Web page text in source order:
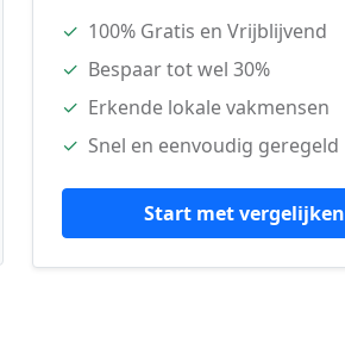
✓ 100% Gratis en Vrijblijvend
✓ Bespaar tot wel 30%
✓ Erkende lokale vakmensen
✓ Snel en eenvoudig geregeld
Start met vergelijken